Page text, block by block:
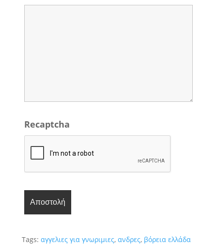
Recaptcha
Tags: αγγελιες για γνωριμιες, ανδρες, βόρεια ελλάδα